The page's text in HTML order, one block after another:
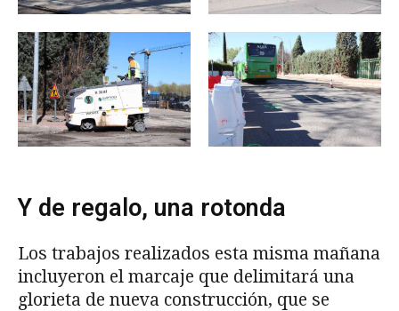
Y de regalo, una rotonda
Los trabajos realizados esta misma mañana
incluyeron el marcaje que delimitará una
glorieta de nueva construcción, que se